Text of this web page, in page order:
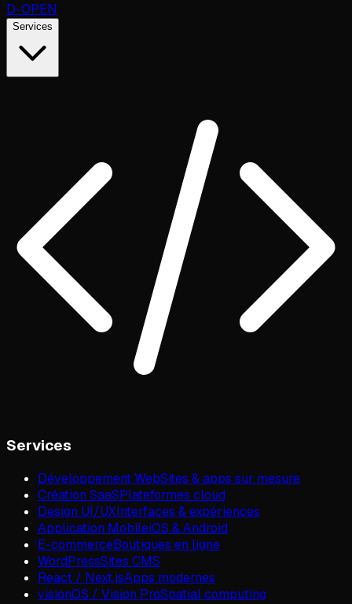
D-OPEN
Services
Services
Développement WebSites & apps sur mesure
Création SaaSPlateformes cloud
Design UI/UXInterfaces & expériences
Application MobileiOS & Android
E-commerceBoutiques en ligne
WordPressSites CMS
React / Next.jsApps modernes
visionOS / Vision ProSpatial computing